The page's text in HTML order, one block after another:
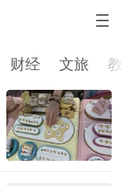
财经 文旅 教